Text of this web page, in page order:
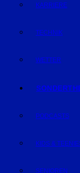
KARRIERE
TECHNIK
WETTER
PODCASTS
KIDS &
SENIOREN